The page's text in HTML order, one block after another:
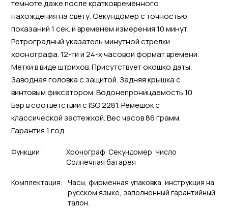
темноте даже после кратковременного
нахождения на свету. Секундомер с точностью
показаний 1 сек. и временем измерения 10 минут.
Ретроградный указатель минутной стрелки
хронографа. 12-ти и 24-х часовой формат времени.
Метки в виде штрихов. Присутствует окошко даты.
Заводная головка с защитой. Задняя крышка с
винтовым фиксатором. Водонепроницаемость 10
Бар в соответствии с ISO 2281. Ремешок с
классической застежкой. Вес часов 86 грамм.
Гарантия 1 год.
Функции: Хронограф Секундомер Число
Солнечная батарея
Комплектация: Часы, фирменная упаковка, инструкция на
русском языке, заполненный гарантийный
талон.